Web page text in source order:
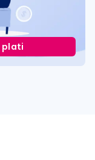
plati